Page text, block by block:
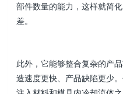
部件数量的能力，这样就简
差。
此外，它能够整合复杂的产
造速度更快、产品缺陷更少